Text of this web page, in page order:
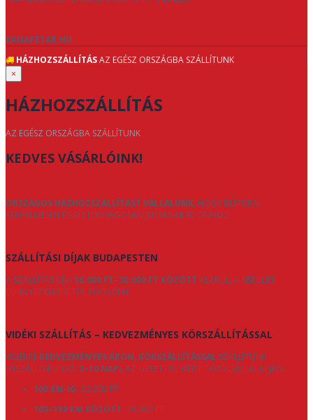
KANAPETAR.HU
HÁZHOZSZÁLLÍTÁSAZ EGÉSZ ORSZÁGBA SZÁLLÍTUNK
×
HÁZHOZSZÁLLÍTÁS
AZ EGÉSZ ORSZÁGBA SZÁLLÍTUNK
KEDVES VÁSÁRLÓINK!
ORSZÁGOS HÁZHOZSZÁLLÍTÁST VÁLLALUNK, HOGY BÚTORAI
KÉNYELMESEN ÉS BIZTONSÁGOSAN JUSSANAK EL ÖNHÖZ.
SZÁLLÍTÁSI DÍJAK BUDAPESTEN
A SZÁLLÍTÁS DÍJA16.000 FT–30.000 FT KÖZÖTT ALAKUL, A KERÜLET
ELHELYEZKEDÉSÉTŐL FÜGGŐEN.
VIDÉKI SZÁLLÍTÁS – KEDVEZMÉNYES KÖRSZÁLLÍTÁSSAL
VIDÉKRE KEDVEZMÉNYES ÁRON, KÖRSZÁLLÍTÁSSAL SZÁLLÍTUNK
(KISZÁLLÍTÁSI IDŐ: 2–10 NAP), AZ ÜZLETTŐL MÉRT TÁVOLSÁG ALAPJÁN:
100 KM-IG: 32.000 FT
100–199 KM KÖZÖTT: 39.000 FT